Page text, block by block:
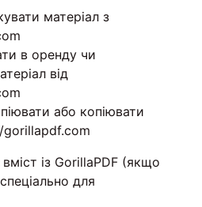
матеріал з
в оренду чи
від
або копіювати
gorillapdf.com
із GorillaPDF (якщо
для